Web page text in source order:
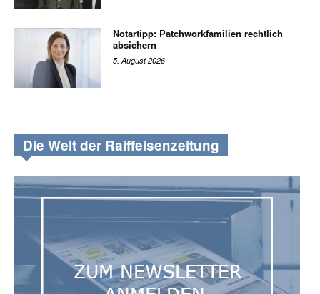
Notartipp: Patchworkfamilien rechtlich
absichern
5. August 2026
Die Welt der Raiffeisenzeitung